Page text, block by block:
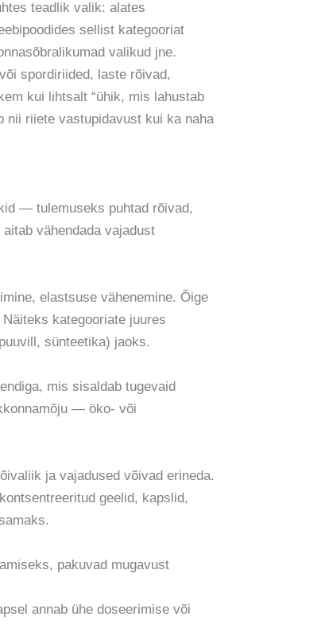
teadlik valik: alates
sellist kategooriat
valikud jne.
spordiriided, laste rõivad,
kui lihtsalt “ühik, mis lahustab
nii riiete vastupidavust kui ka naha
— tulemuseks puhtad rõivad,
vähendada vajadust
elastsuse vähenemine. Õige
kategooriate juures
sünteetika) jaoks.
mis sisaldab tugevaid
— öko- või
ja vajadused võivad erineda.
geelid, kapslid,
pakuvad mugavust
annab ühe doseerimise või